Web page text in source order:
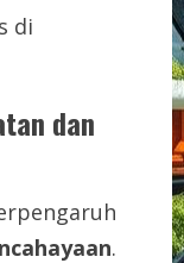
di
dan
.